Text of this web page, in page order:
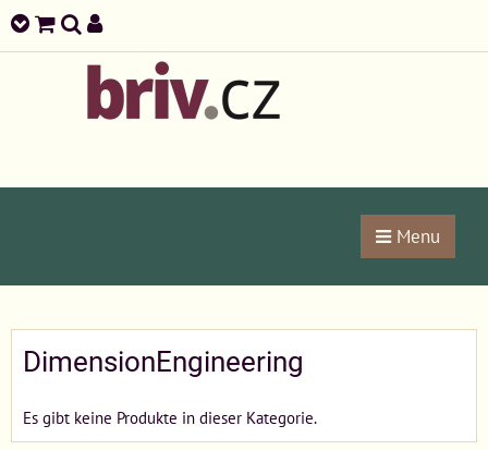
Menu
DimensionEngineering
Es gibt keine Produkte in dieser Kategorie.